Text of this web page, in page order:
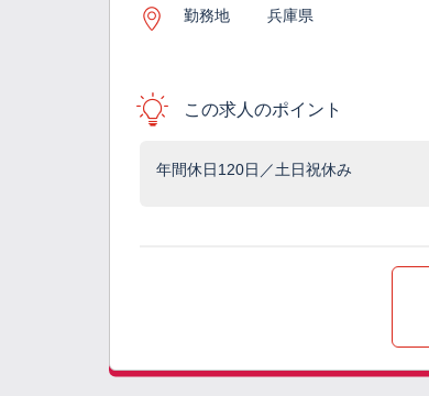
勤務地 兵庫県
この求人のポイント
年間休日120日／土日祝休み